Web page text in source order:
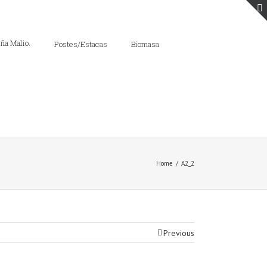
Postes/Estacas Biomasa
Home / A2_2
Previous